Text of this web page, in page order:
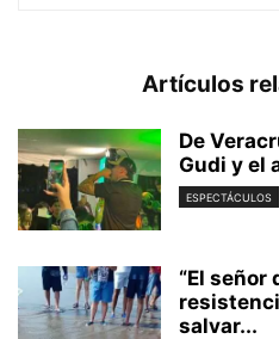
Artículos
De
Gudi y el
ESPECTÁCULOS
“El señor
salvar...